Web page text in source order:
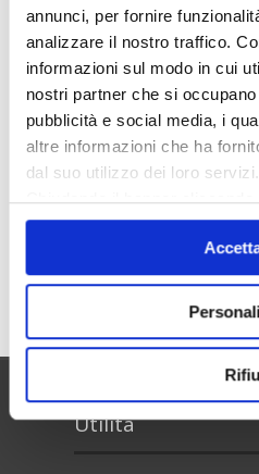
annunci, per fornire
analizzare il nostro traffico.
informazioni sul modo in cui
nostri partner che si
pubblicità e social media, i
altre informazioni che ha
dal suo utilizzo dei loro servizi.
Chiudendo il banner
solo i cookie necessari.
Nudaproprietà
Prima Casa
Rendite Catastali
Ruderi
Sicurezza
Sunia
Trasferimenti
Valore Case
Utilità